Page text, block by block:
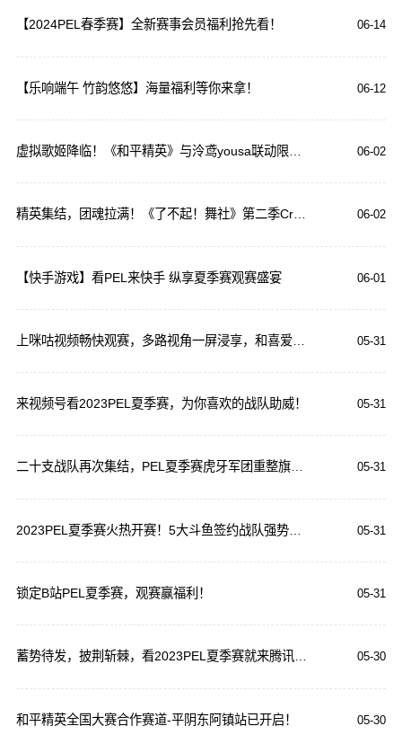
【2024PEL春季赛】全新赛事会员福利抢先看！ 06-14
【乐响端午 竹韵悠悠】海量福利等你来拿！ 06-12
虚拟歌姬降临！《和平精英》与泠鸢yousa联动限时开启！ 06-02
精英集结，团魂拉满！《了不起！舞社》第二季Crew Battle拼“团魂” 06-02
【快手游戏】看PEL来快手 纵享夏季赛观赛盛宴 06-01
上咪咕视频畅快观赛，多路视角一屏浸享，和喜爱战队一起进圈！ 05-31
来视频号看2023PEL夏季赛，为你喜欢的战队助威！ 05-31
二十支战队再次集结，PEL夏季赛虎牙军团重整旗鼓誓要重夺冠军 05-31
2023PEL夏季赛火热开赛！5大斗鱼签约战队强势集结！ 05-31
锁定B站PEL夏季赛，观赛赢福利！ 05-31
蓄势待发，披荆斩棘，看2023PEL夏季赛就来腾讯视频 05-30
和平精英全国大赛合作赛道-平阴东阿镇站已开启！ 05-30